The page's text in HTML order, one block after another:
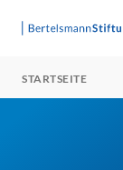
STARTSEITE